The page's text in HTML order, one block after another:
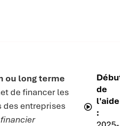
ou long terme
de financer les
des entreprises
de
l'aide
: